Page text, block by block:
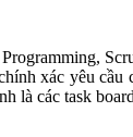
xác yêu
là các task